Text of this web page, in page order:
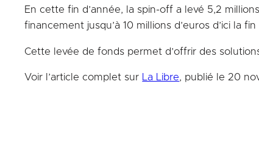
En cette fin d’année, la spin-off a levé 5,2
financement jusqu’à 10 millions d’euros d’ici la fin
Cette levée de fonds permet d’offrir des
Voir l’article complet sur La Libre, publié le 20